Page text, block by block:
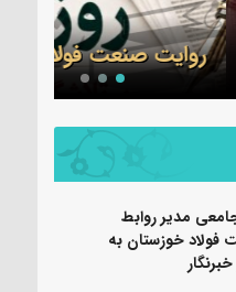
خبرنگار
مدیر روابط
خوزستان به